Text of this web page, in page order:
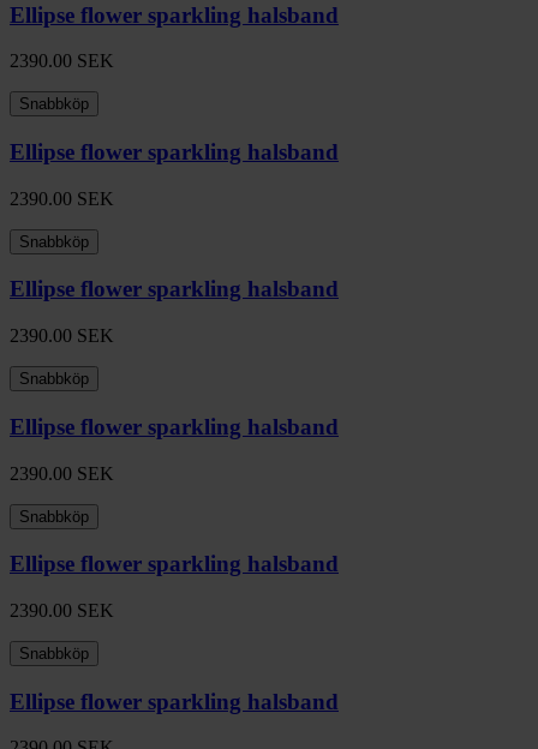
Ellipse flower sparkling halsband
2390.00 SEK
Snabbköp
Ellipse flower sparkling halsband
2390.00 SEK
Snabbköp
Ellipse flower sparkling halsband
2390.00 SEK
Snabbköp
Ellipse flower sparkling halsband
2390.00 SEK
Snabbköp
Ellipse flower sparkling halsband
2390.00 SEK
Snabbköp
Ellipse flower sparkling halsband